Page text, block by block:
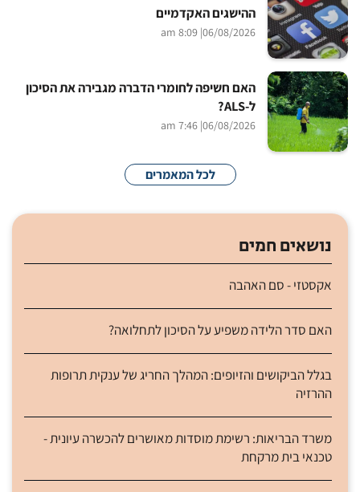
ההישגים האקדמיים
06/08/2026
| 8:09 am
האם חשיפה לחומרי הדברה מגבירה את הסיכון
ל-ALS?
06/08/2026
| 7:46 am
לכל המאמרים
נושאים חמים
אקסטזי - סם האהבה
האם סדר הלידה משפיע על הסיכון לתחלואה?
בגלל הביקושים והזיופים: המהלך החריג של ענקית תרופות
ההרזיה
משרד הבריאות: רשימת מוסדות מאושרים להכשרה עיונית -
טכנאי בית מרקחת